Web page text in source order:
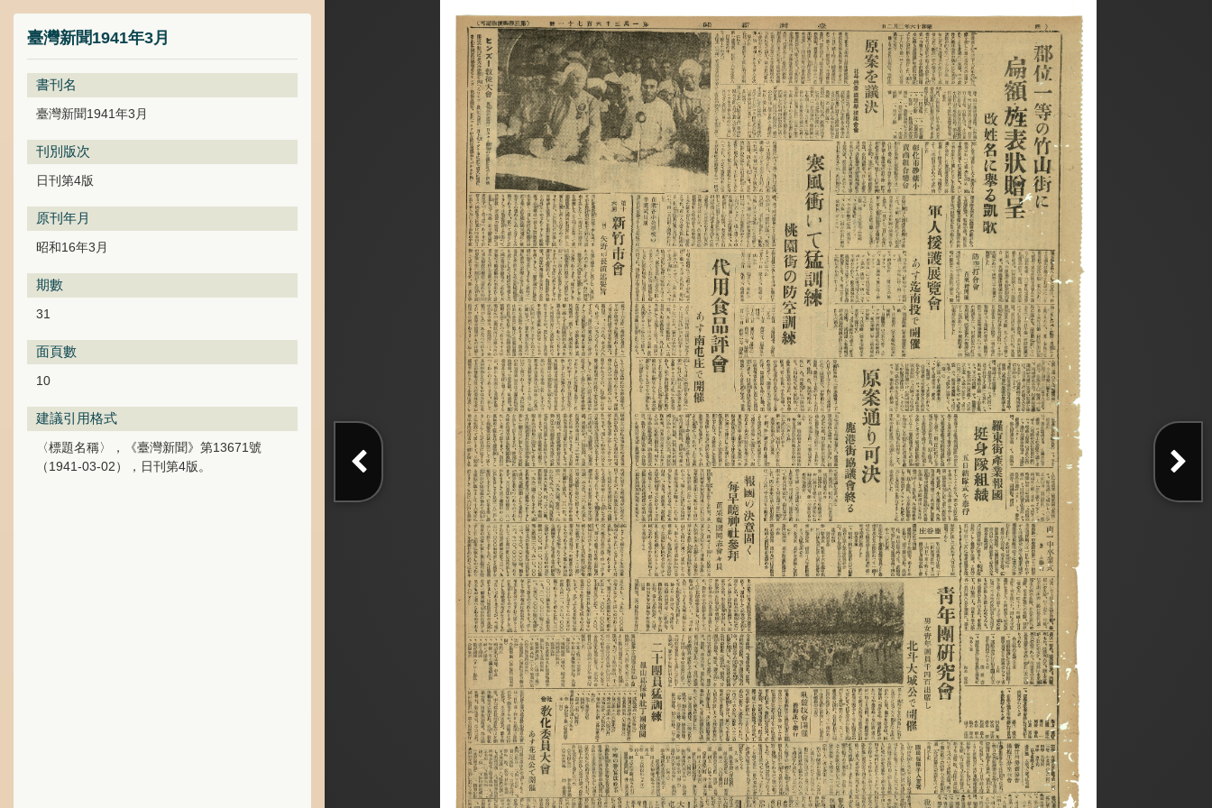
臺灣新聞1941年3月
書刊名
臺灣新聞1941年3月
刊別版次
日刊第4版
原刊年月
昭和16年3月
期數
31
面頁數
10
建議引用格式
〈標題名稱〉，《臺灣新聞》第13671號
（1941-03-02），日刊第4版。